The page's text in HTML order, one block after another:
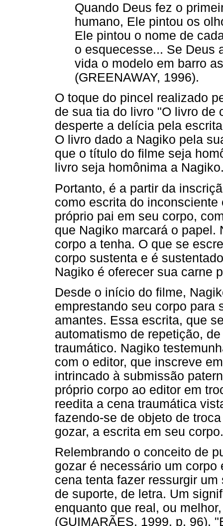
Quando Deus fez o
humano, Ele pintou os
Ele pintou o nome de
o esquecesse... Se Deus
vida o modelo em barro
(GREENAWAY, 1996).
O toque do pincel realizado
de sua tia do livro "O livro de
desperte a delícia pela
O livro dado a Nagiko pela
que o título do filme seja
livro seja homônima a
Portanto, é a partir da
como escrita do
próprio pai em seu corpo,
que Nagiko marcará o papel.
corpo a tenha. O que se
corpo sustenta e é
Nagiko é oferecer sua carne
Desde o início do filme,
emprestando seu corpo para
amantes. Essa escrita, que
automatismo de repetição,
traumático. Nagiko
com o editor, que inscreve
intrincado à submissão
próprio corpo ao editor em
reedita a cena traumática
fazendo-se de objeto de
gozar, a escrita em seu corpo.
Relembrando o conceito de
gozar é necessário um
cena tenta fazer ressurgir
de suporte, de letra. Um
enquanto que real, ou
(GUIMARÃES, 1999, p. 96),